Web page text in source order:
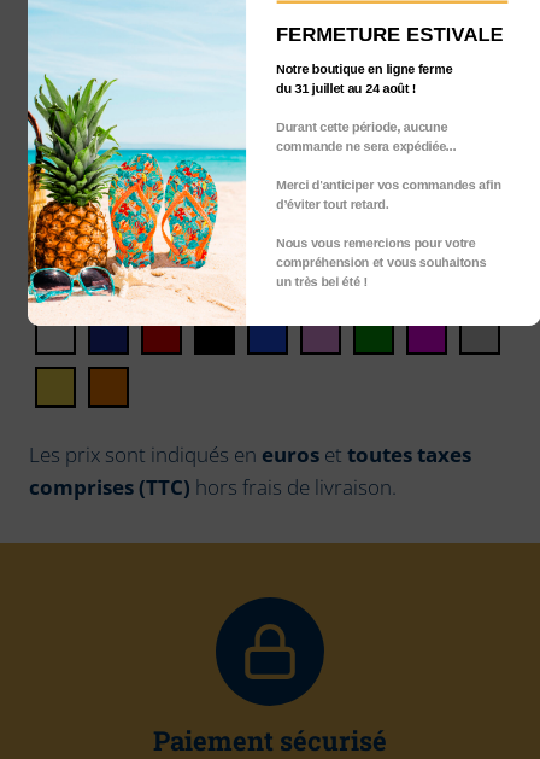
Manteaux femme
Sweat-shirts femme
Tee-shirts femme
Pour les hommes
Manteaux homme
Sweat-shirts homme
Tee-shirts homme
Couleur
Les prix sont indiqués en euros et toutes taxes
comprises (TTC) hors frais de livraison.
Paiement sécurisé
Notre boutique en ligne ferme
du 31 juillet au 24 août !
Durant cette période, aucune
commande ne sera expédiée...
Merci d'anticiper vos commandes afin
d’éviter tout retard.
Nous vous remercions pour votre
compréhension et vous souhaitons
un très bel été !
FERMETURE ESTIVALE